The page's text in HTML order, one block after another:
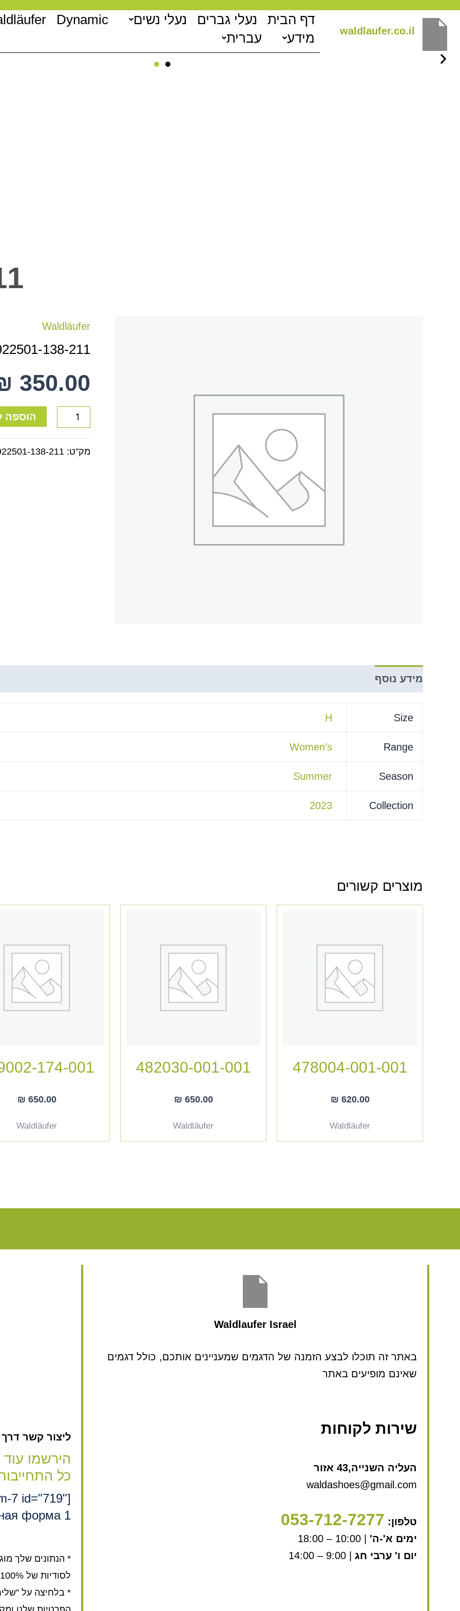
דילוג
לתוכן
waldlaufer.co.il
דף הבית נעלי גברים נעלי נשים Dynamic
מידע
עברית
Waldläufer
138-211
350.00
כמות
922501-
138-
211
הוספה
מק"ט: 138-211
מידע נוסף
Size
H
Range
Women's
Season
Summer
Collection
2023
מוצרים קשורים
478004-001-001
₪ 620.00
Waldläufer
482030-001-001
₪ 650.00
Waldläufer
174-001
₪ 650.00
Waldläufer
Waldlaufer Israel
באתר זה תוכלו לבצע הזמנה של הדגמים שמעניינים אותכם, כולל דגמים
שאינם מופיעים באתר
שירות לקוחות
העליה השנייה,43 אזור
waldashoes@gmail.com
טלפון: 053-712-7277
ימים א'-ה'
יום ו' ערבי חג
ליצור קשר דרך
הירשמו
כל
7 id="719"
форма 1"]
* הנתונים שלך
לסודיות של 100%.
* בלחיצה על